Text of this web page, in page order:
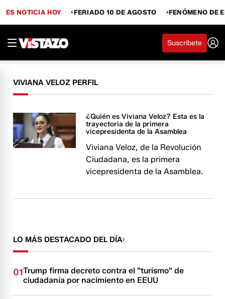
ES NOTICIA HOY FERIADO 10 DE AGOSTO FENÓMENO DE
Suscríbete
VIVIANA VELOZ PERFIL
¿Quién es Viviana Veloz? Esta es la
trayectoria de la primera
vicepresidenta de la Asamblea
Viviana Veloz, de la Revolución
Ciudadana, es la primera
vicepresidenta de la Asamblea.
LO MÁS DESTACADO DEL DÍA
01Trump firma decreto contra el "turismo" de
ciudadanía por nacimiento en EEUU